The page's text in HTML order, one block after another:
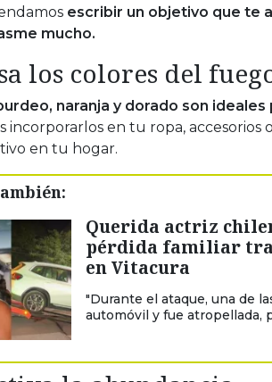
escribir un objetivo que te
mucho.
los colores del
naranja y dorado son
incorporarlos en tu ropa, accesorios
en tu hogar.
Querida actriz
pérdida familiar
en Vitacura
"Durante el ataque, una de
automóvil y fue atropellada,